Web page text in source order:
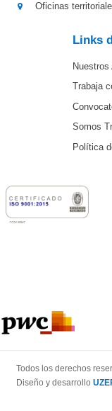
Oficinas
Links
Nuestros
Trabaja
Somos
Política
Todos los derechos
Diseño y desarrollo